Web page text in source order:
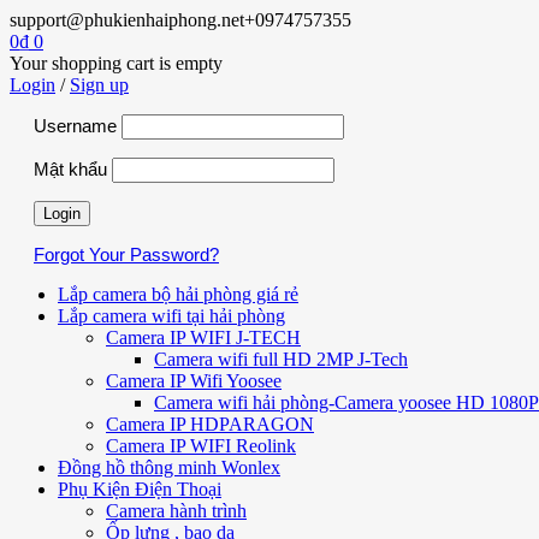
support@phukienhaiphong.net+0974757355
0₫ 0
Your shopping cart is empty
Login / Sign up
Username
Mật khẩu
Forgot Your Password?
Lắp camera bộ hải phòng giá rẻ
Lắp camera wifi tại hải phòng
Camera IP WIFI J-TECH
Camera wifi full HD 2MP J-Tech
Camera IP Wifi Yoosee
Camera wifi hải phòng-Camera yoosee HD
Camera IP HDPARAGON
Camera IP WIFI Reolink
Đồng hồ thông minh Wonlex
Phụ Kiện Điện Thoại
Camera hành trình
Ốp lưng , bao da